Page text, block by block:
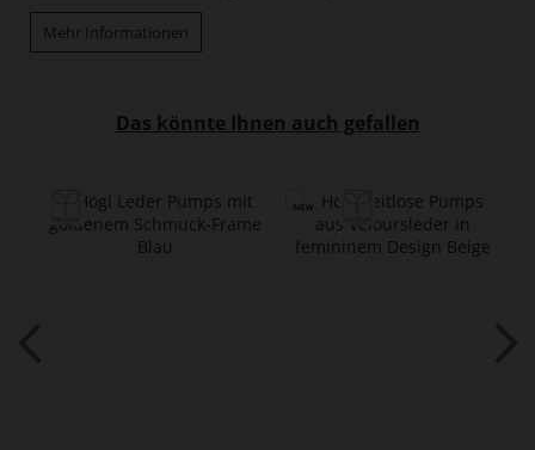
Mehr Informationen
Das könnte Ihnen auch gefallen